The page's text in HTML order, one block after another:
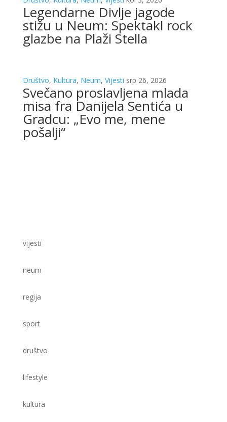
Legendarne Divlje jagode
stižu u Neum: Spektakl rock
glazbe na Plaži Stella
Društvo, Kultura, Neum, Vijesti srp 26, 2026
Svečano proslavljena mlada
misa fra Danijela Sentića u
Gradcu: „Evo me, mene
pošalji“
vijesti
neum
regija
sport
društvo
lifestyle
kultura